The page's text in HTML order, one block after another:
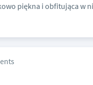
piękna i obfitująca w